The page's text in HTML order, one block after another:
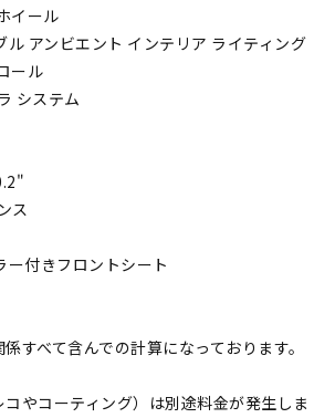
イール
アンビエント インテリア ライティング
ール
システム
ス
付きフロントシート
すべて含んでの計算になっております。
やコーティング）は別途料金が発生しま